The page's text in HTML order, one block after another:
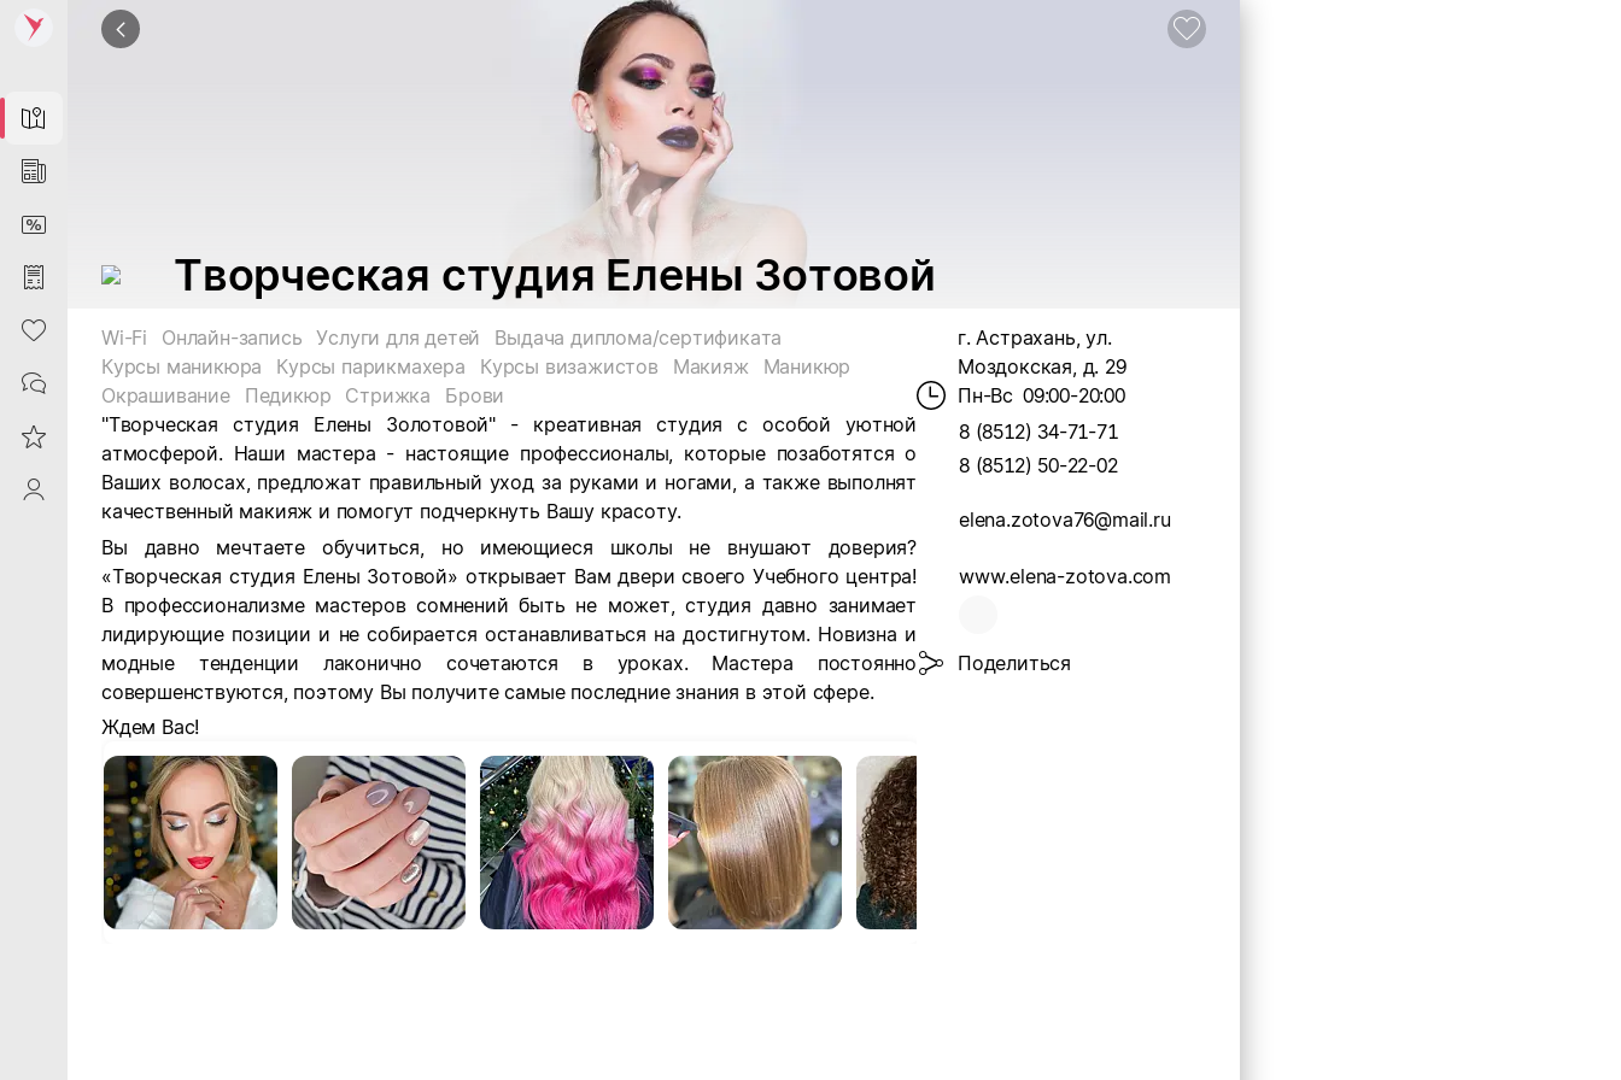
Map
News
DiscountCard
Purchases
Heart
Contacts
Reviews
ProfileSaby
Творческая студия Елены Зотовой
Wi-Fi Онлайн-запись Услуги для детей
Выдача диплома/сертификата
Курсы маникюра
Курсы парикмахера Курсы визажистов Макияж
Маникюр
Окрашивание
Педикюр Стрижка
Брови
"Творческая студия Елены Золотовой" - креативная студия с особой уютной
атмосферой. Наши мастера - настоящие профессионалы, которые позаботятся о
Ваших волосах, предложат правильный уход за руками и ногами, а также выполнят
качественный макияж и помогут подчеркнуть Вашу красоту.
Вы давно мечтаете обучиться, но имеющиеся школы не внушают доверия?
«Творческая студия Елены Зотовой» открывает Вам двери своего Учебного центра!
В профессионализме мастеров сомнений быть не может, студия давно занимает
лидирующие позиции и не собирается останавливаться на достигнутом. Новизна и
модные тенденции лаконично сочетаются в уроках. Мастера постоянно
совершенствуются, поэтому Вы получите самые последние знания в этой сфере.
Ждем Вас!
г. Астрахань, ул.
Моздокская, д. 29
Пн-Вс 09:00-20:00
8 (8512) 34-71-71
8 (8512) 50-22-02
elena.zotova76@mail.ru
www.elena-zotova.com
Поделиться